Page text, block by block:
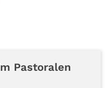
Pastoralen